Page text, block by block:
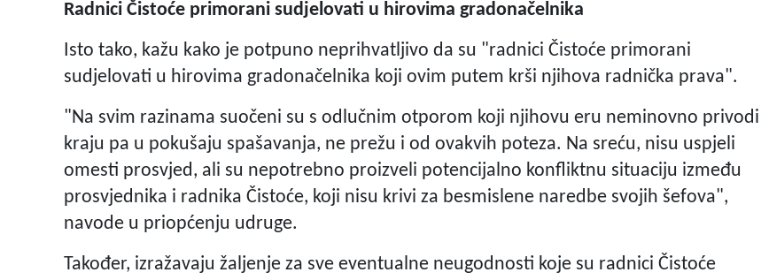
Radnici Čistoće primorani sudjelovati u hirovima gradonačelnika
Isto tako, kažu kako je potpuno neprihvatljivo da su "radnici Čistoće primorani
sudjelovati u hirovima gradonačelnika koji ovim putem krši njihova radnička prava".
"Na svim razinama suočeni su s odlučnim otporom koji njihovu eru neminovno privodi
kraju pa u pokušaju spašavanja, ne prežu i od ovakvih poteza. Na sreću, nisu uspjeli
omesti prosvjed, ali su nepotrebno proizveli potencijalno konfliktnu situaciju između
prosvjednika i radnika Čistoće, koji nisu krivi za besmislene naredbe svojih šefova",
navode u priopćenju udruge.
Također, izražavaju žaljenje za sve eventualne neugodnosti koje su radnici Čistoće